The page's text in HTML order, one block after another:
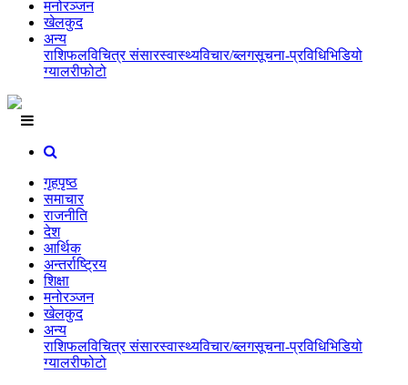
मनोरञ्जन
खेलकुद
अन्य
राशिफलविचित्र संसारस्वास्थ्यविचार/ब्लगसूचना-प्रविधिभिडियो
ग्यालरीफोटो
गृहपृष्ठ
समाचार
राजनीति
देश
आर्थिक
अन्तर्राष्ट्रिय
शिक्षा
मनोरञ्जन
खेलकुद
अन्य
राशिफलविचित्र संसारस्वास्थ्यविचार/ब्लगसूचना-प्रविधिभिडियो
ग्यालरीफोटो